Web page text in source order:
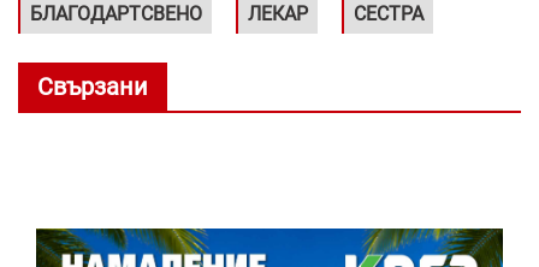
БЛАГОДАРТСВЕНО ЛЕКАР СЕСТРА
Свързани